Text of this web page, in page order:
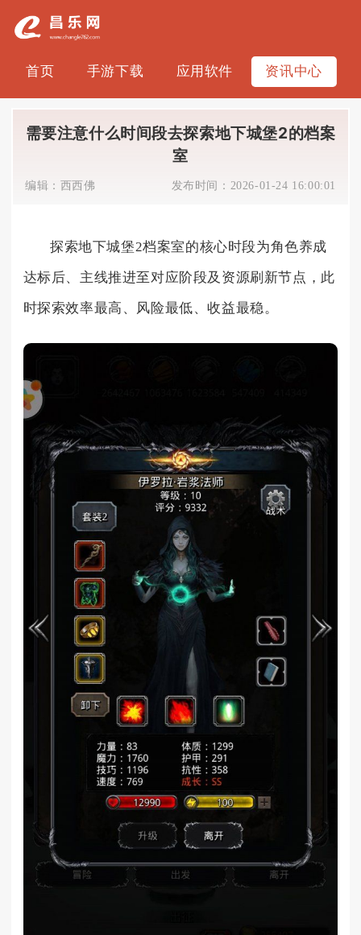
首页 手游下载 应用软件 资讯中心
需要注意什么时间段去探索地下城堡2的档案
室
编辑： 西西佛 发布时间： 2026-01-24 16:00:01
探索地下城堡2档案室的核心时段为角色养成
达标后、主线推进至对应阶段及资源刷新节点，此
时探索效率最高、风险最低、收益最稳。